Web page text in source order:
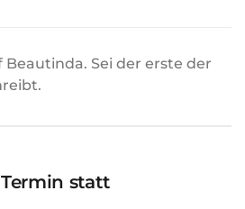
Beautinda. Sei der erste der
statt